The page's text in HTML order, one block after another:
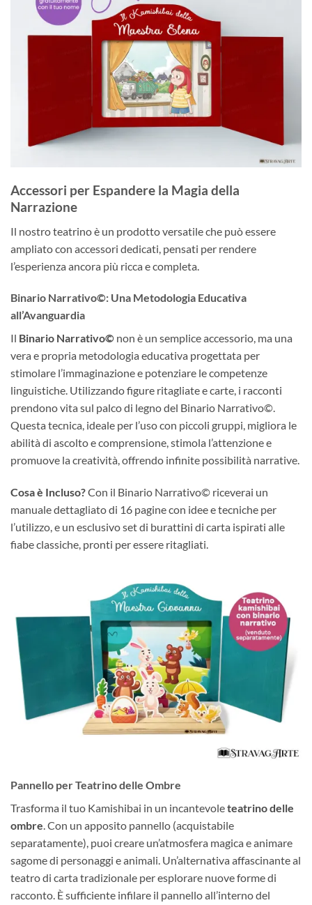
Accessori per Espandere la Magia della
Narrazione
Il nostro teatrino è un prodotto versatile che può essere
ampliato con accessori dedicati, pensati per rendere
l’esperienza ancora più ricca e completa.
Binario Narrativo©: Una Metodologia Educativa
all’Avanguardia
Il Binario Narrativo© non è un semplice accessorio, ma una
vera e propria metodologia educativa progettata per
stimolare l’immaginazione e potenziare le competenze
linguistiche. Utilizzando figure ritagliate e carte, i racconti
prendono vita sul palco di legno del Binario Narrativo©.
Questa tecnica, ideale per l’uso con piccoli gruppi, migliora le
abilità di ascolto e comprensione, stimola l’attenzione e
promuove la creatività, offrendo infinite possibilità narrative.
Cosa è Incluso?Con il Binario Narrativo© riceverai un
manuale dettagliato di 16 pagine con idee e tecniche per
l’utilizzo, e un esclusivo set di burattini di carta ispirati alle
fiabe classiche, pronti per essere ritagliati.
Pannello per Teatrino delle Ombre
Trasforma il tuo Kamishibai in un incantevoleteatrino delle
ombre. Con un apposito pannello (acquistabile
separatamente), puoi creare un’atmosfera magica e animare
sagome di personaggi e animali. Un’alternativa affascinante al
teatro di carta tradizionale per esplorare nuove forme di
racconto. È sufficiente infilare il pannello all’interno del